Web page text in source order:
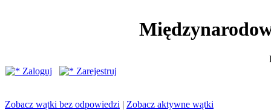
Zaloguj
Zarejestruj
Zobacz wątki bez odpowiedzi | Zobacz aktywne wątki